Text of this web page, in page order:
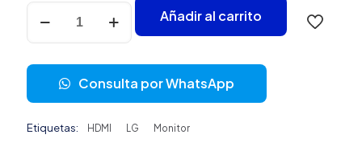
Monitor
21.5″
LG
B
75
HDMI
Añadir al carrito
Consulta por WhatsApp
Etiquetas: HDMI LG Monitor